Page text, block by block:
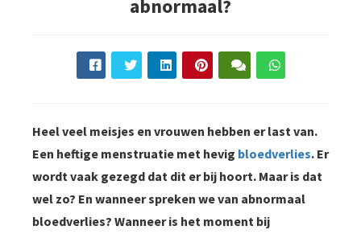
abnormaal?
Heel veel meisjes en vrouwen hebben er last van.
Een heftige menstruatie met hevig bloedverlies. Er
wordt vaak gezegd dat dit er bij hoort. Maar is dat
wel zo? En wanneer spreken we van abnormaal
bloedverlies? Wanneer is het moment bij